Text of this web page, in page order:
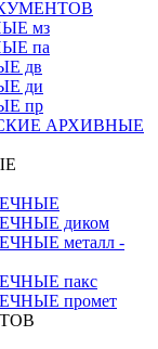
мз
па
дв
ди
пр
АРХИВНЫЕ
диком
металл -
пакс
промет